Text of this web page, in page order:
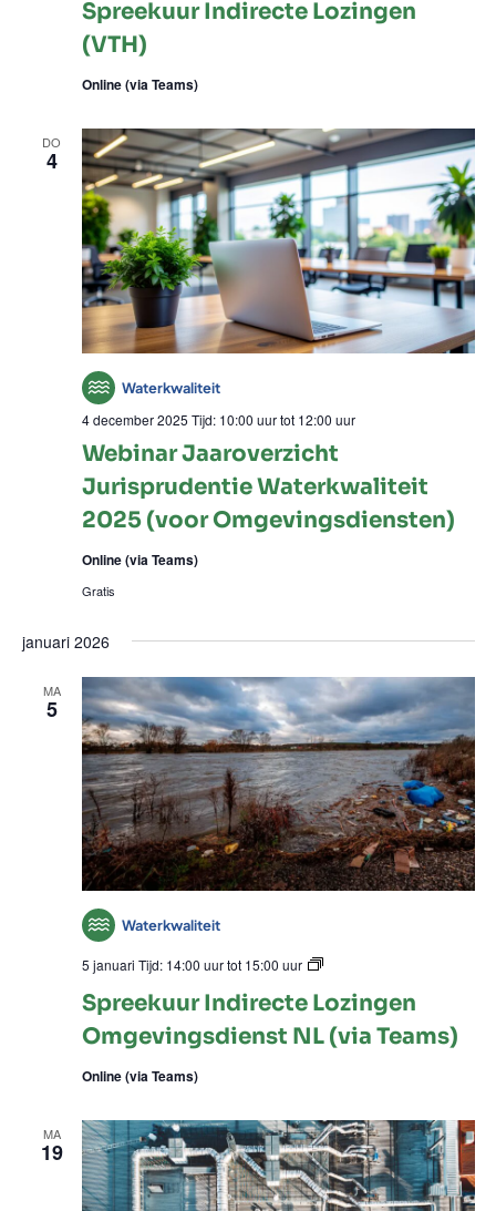
Spreekuur Indirecte Lozingen
(VTH)
Lozingen
Online (via Teams)
DO
4
Waterkwaliteit
Webinar Jaaroverzicht
Jurisprudentie Waterkwaliteit
2025 (voor Omgevingsdiensten)
4 december 2025 Tijd: 10:00 uurtot 12:00 uur
Online (via Teams)
Gratis
januari 2026
MA
5
Waterkwaliteit
Spreekuur Indirecte Lozingen
Omgevingsdienst NL (via Teams)
5 januari Tijd: 14:00 uurtot 15:00 uur
Spreekuur
Indirecte
Lozingen
Teams)
Online (via Teams)
MA
19